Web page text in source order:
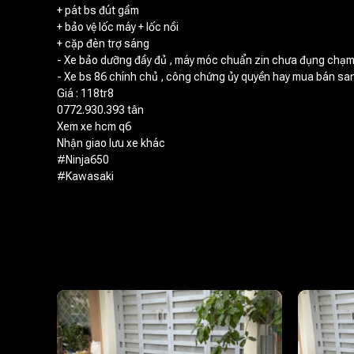
+ pát bs đút gầm
+ bảo vệ lốc máy + lốc nồi
+ cặp đèn trợ sáng
- Xe bảo dưỡng đầy đủ , máy móc chuẩn zin chưa đụng
- Xe bs 86 chính chủ , công chứng ủy quyền hay mua bán
Giá : 118tr8
0772.930.393 tân
Xem xe hcm q6
Nhận giao lưu xe khác
#Ninja650
#Kawasaki